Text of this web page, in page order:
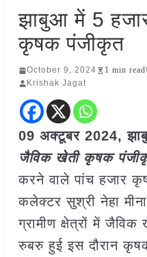
झाबुआ में 5
कृषक पंजीकृत
October 9, 2024 1 min read
Krishak Jagat
09 अक्टूबर 2024,
जैविक खेती कृषक
करने वाले पांच हजार
कलेक्टर सुश्री नेहा
ग्रामीण क्षेत्रों में
रुबरु हुई इस दौरान